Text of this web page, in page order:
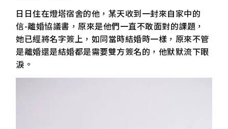
日日住在燈塔宿舍的他，某天收到一封來自家中的
信-離婚協議書，原來是他們一直不敢面對的課題，
她已經將名字簽上，如同當時結婚時一樣，原來不管
是離婚還是結婚都是需要雙方簽名的，他默默流下眼
淚。